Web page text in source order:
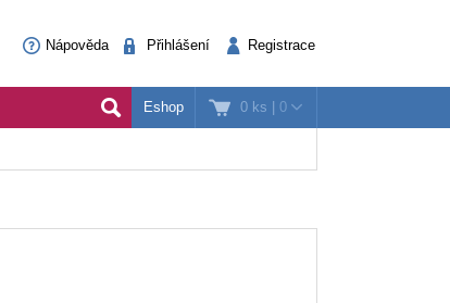
Nápověda Přihlášení Registrace
0 ks | 0
Eshop